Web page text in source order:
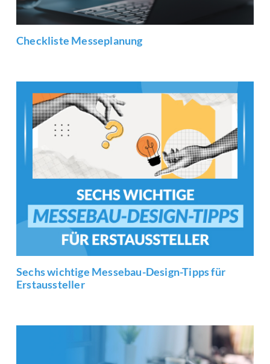
Checkliste Messeplanung
Sechs wichtige Messebau-Design-Tipps für
Erstaussteller